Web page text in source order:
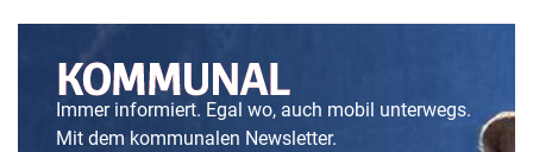
Immer informiert. Egal wo, auch mobil unterwegs.
Mit dem kommunalen Newsletter.